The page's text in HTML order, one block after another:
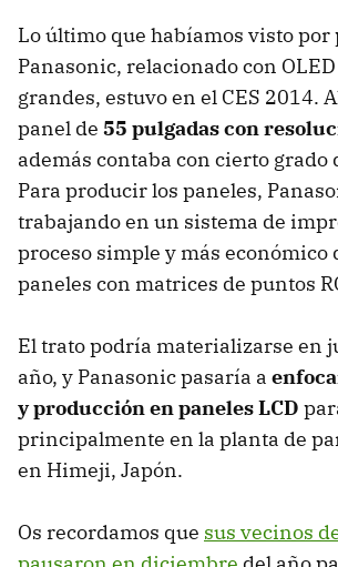
Lo último que habíamos visto por
Panasonic, relacionado con
grandes, estuvo en el CES 2014.
panel de 55 pulgadas con
además contaba con cierto
Para producir los paneles,
trabajando en un sistema de
proceso simple y más económico
paneles con matrices de puntos
El trato podría materializarse en
año, y Panasonic pasaría a
y producción en paneles LCD
principalmente en la planta de
en Himeji, Japón.
Os recordamos que sus vecinos